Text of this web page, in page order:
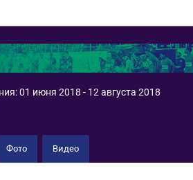
01 июня 2018 - 12 августа 2018
Фото Видео